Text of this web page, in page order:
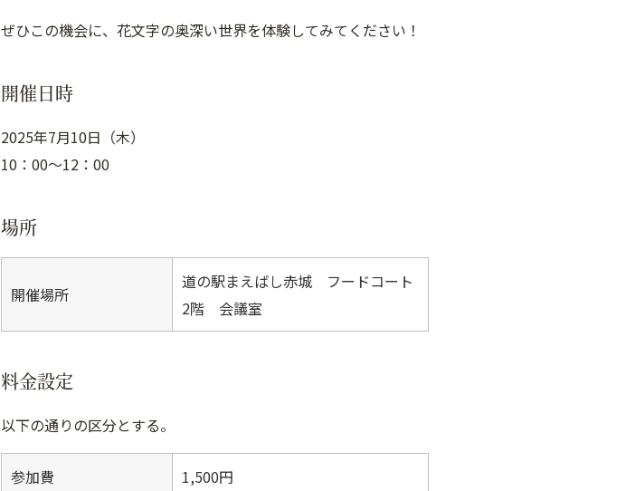
ぜひこの機会に、花文字の奥深い世界を体験してみてください！
開催日時
2025年7月10日（木）
10：00～12：00
場所
開催場所
道の駅まえばし赤城 フードコート
2階 会議室
料金設定
以下の通りの区分とする。
参加費 1,500円